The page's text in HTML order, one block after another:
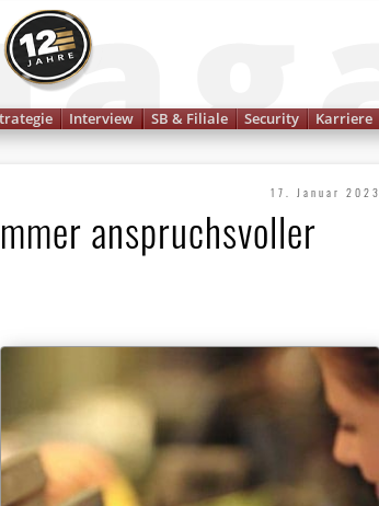
Interview SB & Filiale Security Karriere
17. Januar 2023
anspruchsvoller